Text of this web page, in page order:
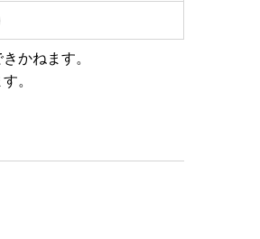
ご郵送下さい。
かねます。
。